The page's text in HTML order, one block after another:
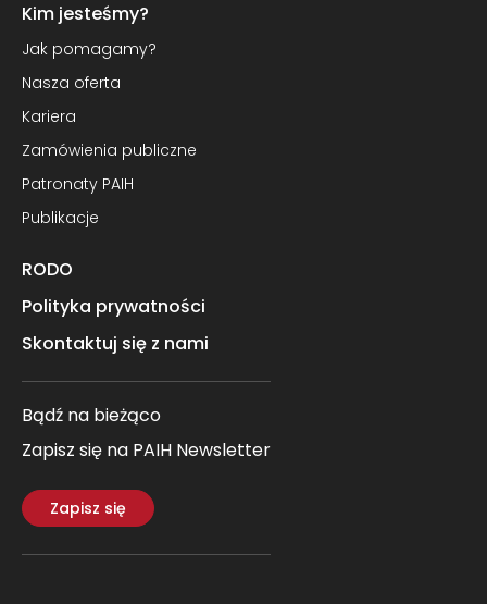
Kim jesteśmy?
Jak pomagamy?
Nasza oferta
Kariera
Zamówienia publiczne
Patronaty PAIH
Publikacje
RODO
Polityka prywatności
Skontaktuj się z nami
Bądź na bieżąco
Zapisz się na PAIH Newsletter
Zapisz się